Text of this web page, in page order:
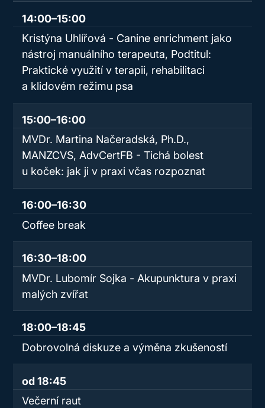
14:00–15:00
Kristýna Uhlířová - Canine enrichment jako
nástroj manuálního terapeuta, Podtitul:
Praktické využití v terapii, rehabilitaci
a klidovém režimu psa
15:00–16:00
MVDr. Martina Načeradská, Ph.D.,
MANZCVS, AdvCertFB - Tichá bolest
u koček: jak ji v praxi včas rozpoznat
16:00–16:30
Coffee break
16:30–18:00
MVDr. Lubomír Sojka - Akupunktura v praxi
malých zvířat
18:00–18:45
Dobrovolná diskuze a výměna zkušeností
od 18:45
Večerní raut